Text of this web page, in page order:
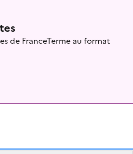
de FranceTerme au format